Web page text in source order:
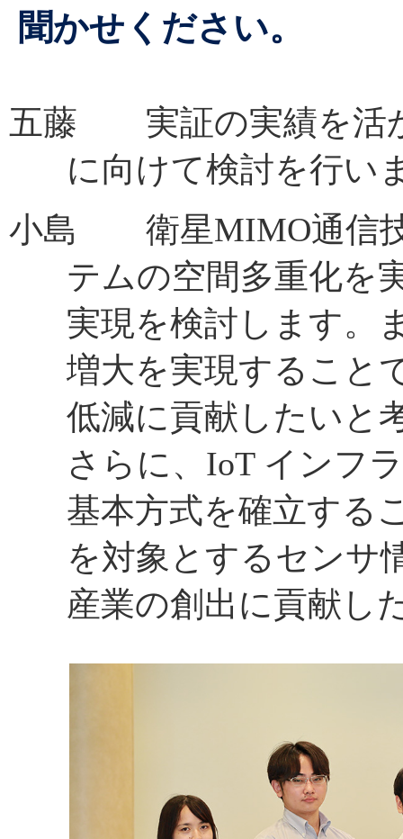
聞かせください。
五藤 実証の実績を活
に向けて検討を行い
小島 衛星MIMO通信技
テムの空間多重化を
実現を検討します。
増大を実現すること
低減に貢献したいと
さらに、IoT インフ
基本方式を確立する
を対象とするセンサ
産業の創出に貢献し